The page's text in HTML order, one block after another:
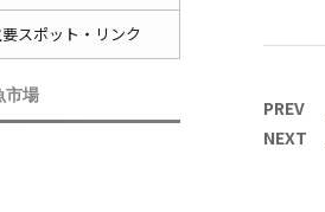
PREV
NEXT
スポット・リンク
市場